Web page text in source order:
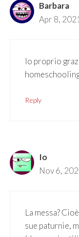
Barbara
Apr 8,
Io proprio
Reply
Io
Nov 6,
La messa?
sue paturnie,